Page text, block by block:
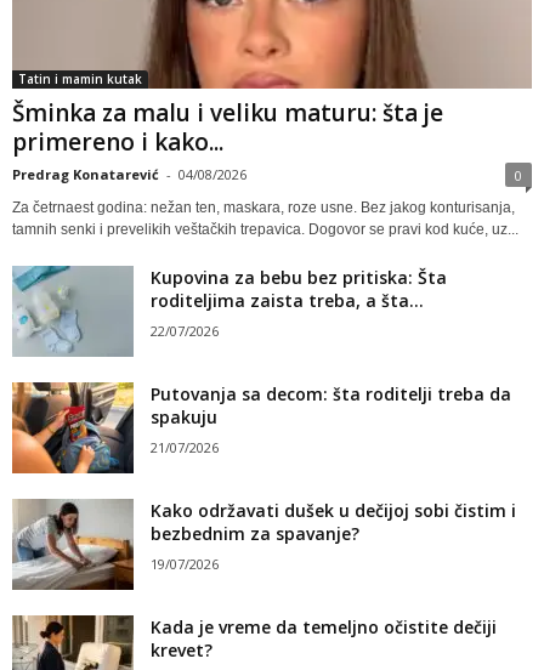
Tatin i mamin kutak
Šminka za malu i veliku maturu: šta je
primereno i kako...
Predrag Konatarević - 04/08/2026 0
Za četrnaest godina: nežan ten, maskara, roze usne. Bez jakog konturisanja,
tamnih senki i prevelikih veštačkih trepavica. Dogovor se pravi kod kuće, uz...
Kupovina za bebu bez pritiska: Šta
roditeljima zaista treba, a šta...
22/07/2026
Putovanja sa decom: šta roditelji treba da
spakuju
21/07/2026
Kako održavati dušek u dečijoj sobi čistim i
bezbednim za spavanje?
19/07/2026
Kada je vreme da temeljno očistite dečiji
krevet?